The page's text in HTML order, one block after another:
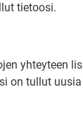
tietoosi.
yhteyteen
on tullut